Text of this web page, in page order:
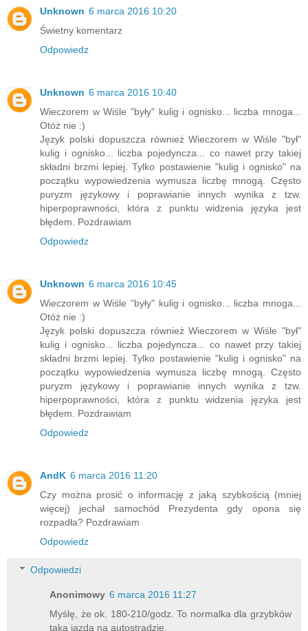
Unknown 6 marca 2016 10:20
Świetny komentarz
Odpowiedz
Unknown 6 marca 2016 10:40
Wieczorem w Wiśle "były" kulig i ognisko... liczba mnoga...
Otóż nie :)
Język polski dopuszcza również Wieczorem w Wiśle "był"
kulig i ognisko... liczba pojedyncza... co nawet przy takiej
składni brzmi lepiej. Tylko postawienie "kulig i ognisko" na
początku wypowiedzenia wymusza liczbę mnogą. Często
puryzm językowy i poprawianie innych wynika z tzw.
hiperpoprawności, która z punktu widzenia języka jest
błędem. Pozdrawiam
Odpowiedz
Unknown 6 marca 2016 10:45
Wieczorem w Wiśle "były" kulig i ognisko... liczba mnoga...
Otóż nie :)
Język polski dopuszcza również Wieczorem w Wiśle "był"
kulig i ognisko... liczba pojedyncza... co nawet przy takiej
składni brzmi lepiej. Tylko postawienie "kulig i ognisko" na
początku wypowiedzenia wymusza liczbę mnogą. Często
puryzm językowy i poprawianie innych wynika z tzw.
hiperpoprawności, która z punktu widzenia języka jest
błędem. Pozdrawiam
Odpowiedz
AndK 6 marca 2016 11:20
Czy można prosić o informację z jaką szybkością (mniej
więcej) jechał samochód Prezydenta gdy opona się
rozpadła? Pozdrawiam
Odpowiedz
Odpowiedzi
Anonimowy 6 marca 2016 11:27
Myślę, że ok. 180-210/godz. To normalka dla grzybków
taka jazda na autostradzie.